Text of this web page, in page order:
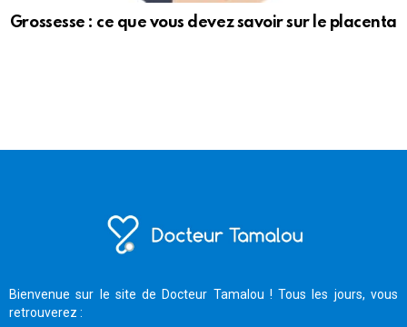
Grossesse : ce que vous devez savoir sur le placenta
Bienvenue sur le site de Docteur Tamalou ! Tous les jours, vous
retrouverez :